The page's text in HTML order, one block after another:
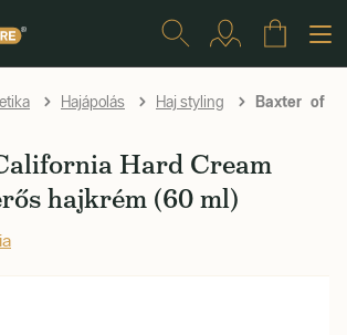
Hajápolás Haj styling Baxter of
Hard Cream
hajkrém (60 ml)